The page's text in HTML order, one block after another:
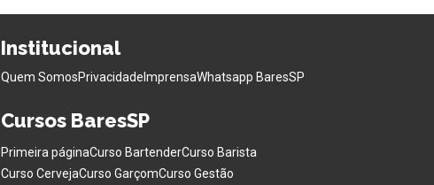
Institucional
Quem SomosPrivacidadeImprensaWhatsapp BaresSP
Cursos BaresSP
Primeira páginaCurso BartenderCurso Barista
Curso CervejaCurso GarçomCurso Gestão